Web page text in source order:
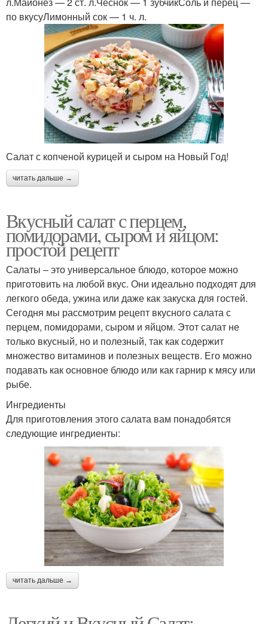
по вкусуЛимонный сок — 1 ч. л.
Салат с копченой курицей и сыром на Новый Год!
читать дальше →
Вкусный салат с перцем,
помидорами, сыром и яйцом:
простой рецепт
Салаты – это универсальное блюдо, которое можно
приготовить на любой вкус. Они идеально подходят для
легкого обеда, ужина или даже как закуска для гостей.
Сегодня мы рассмотрим рецепт вкусного салата с
перцем, помидорами, сыром и яйцом. Этот салат не
только вкусный, но и полезный, так как содержит
множество витаминов и полезных веществ. Его можно
подавать как основное блюдо или как гарнир к мясу или
рыбе.
Ингредиенты
Для приготовления этого салата вам понадобятся
следующие ингредиенты:
читать дальше →